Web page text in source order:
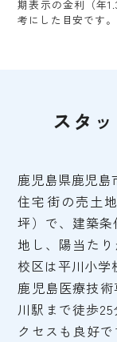
期表示の金利（年
考にした目安です。
スタ
鹿児島県鹿児島
住宅街の売土
坪）で、建築
地し、陽当た
校区は平川小学
鹿児島医療技
川駅まで徒歩
クセスも良好